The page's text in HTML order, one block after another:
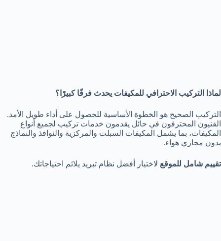
لماذا التركيب الاحترافي للمكيفات يحدث فرقًا كبيرًا؟
التركيب الصحيح هو الخطوة الأساسية للحصول على أداء طويل الأمد.
الفنيون المحترفون في حائل يقدمون خدمات تركيب لجميع أنواع
المكيفات، بما يشمل المكيفات السبلت والمركزية والنوافذ والنماذج
بدون مجاري هواء.
تقييم شامل للموقع لاختيار أفضل نظام تبريد يلائم احتياجاتك.